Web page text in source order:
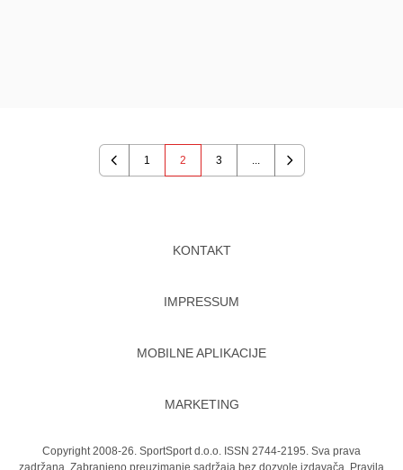
Previous
1 2 3 ...
Next
KONTAKT
IMPRESSUM
MOBILNE APLIKACIJE
MARKETING
Copyright 2008-26. SportSport d.o.o. ISSN 2744-2195. Sva prava
zadržana. Zabranjeno preuzimanje sadržaja bez dozvole izdavača.
Pravila